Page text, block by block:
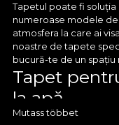
Tapetul poate fi soluția
numeroase modele
atmosfera la care ai
noastre de tapete
bucură-te de un spațiu
Tapet
la apă
Mutass többet